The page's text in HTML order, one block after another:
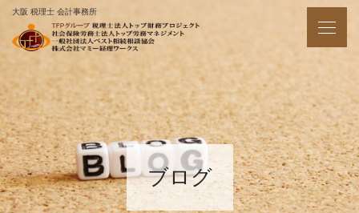
大阪 税理士 会計事務所
ブログ